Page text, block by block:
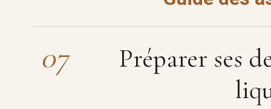
07
Préparer ses